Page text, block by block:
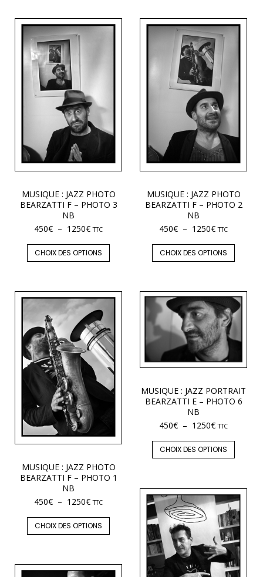
MUSIQUE : JAZZ PHOTO
BEARZATTI F – PHOTO 3
NB
450€ – 1250€ TTC
CHOIX DES OPTIONS
MUSIQUE : JAZZ PHOTO
BEARZATTI F – PHOTO 2
NB
450€ – 1250€ TTC
CHOIX DES OPTIONS
MUSIQUE : JAZZ PHOTO
BEARZATTI F – PHOTO 1
NB
450€ – 1250€ TTC
CHOIX DES OPTIONS
MUSIQUE : JAZZ PORTRAIT
BEARZATTI E – PHOTO 6
NB
450€ – 1250€ TTC
CHOIX DES OPTIONS